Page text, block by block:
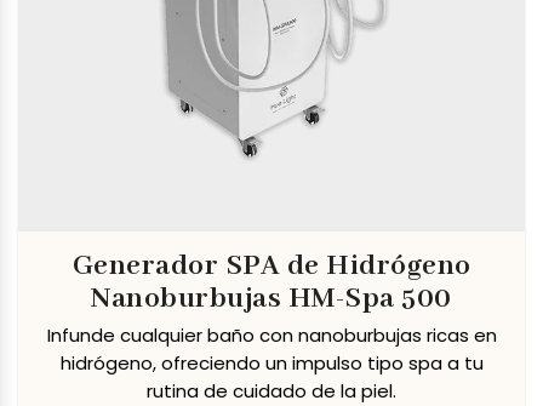
Generador SPA de Hidrógeno
Nanoburbujas HM-Spa 500
Infunde cualquier baño con nanoburbujas ricas en
hidrógeno, ofreciendo un impulso tipo spa a tu
rutina de cuidado de la piel.